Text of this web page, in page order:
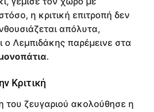
η κριτική επιτροπή δεν
απόλυτα,
ο Λεμπιδάκης παρέμεινε στα
.
Κριτική
του ζευγαριού ακολούθησε η